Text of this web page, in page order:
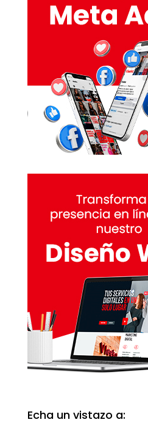
Echa un vistazo a: